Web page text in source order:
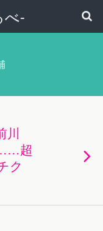
べ-
川
超
ク